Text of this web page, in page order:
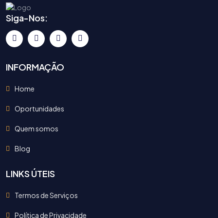
Siga-Nos:
INFORMAÇÃO
Home
Oportunidades
Quem somos
Blog
LINKS ÚTEIS
Termos de Serviços
Política de Privacidade